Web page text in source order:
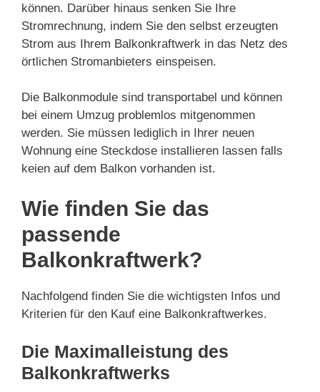
können. Darüber hinaus senken Sie Ihre
Stromrechnung, indem Sie den selbst erzeugten
Strom aus Ihrem Balkonkraftwerk in das Netz des
örtlichen Stromanbieters einspeisen.
Die Balkonmodule sind transportabel und können
bei einem Umzug problemlos mitgenommen
werden. Sie müssen lediglich in Ihrer neuen
Wohnung eine Steckdose installieren lassen falls
keien auf dem Balkon vorhanden ist.
Wie finden Sie das
passende
Balkonkraftwerk?
Nachfolgend finden Sie die wichtigsten Infos und
Kriterien für den Kauf eine Balkonkraftwerkes.
Die Maximalleistung des
Balkonkraftwerks